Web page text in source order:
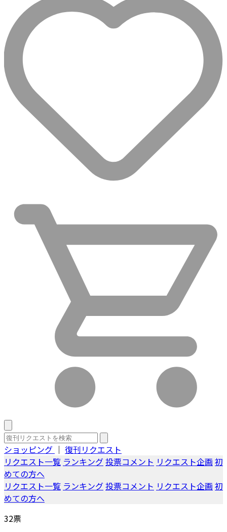
ショッピング ｜ 復刊リクエスト
リクエスト一覧 ランキング投票コメント リクエスト企画 初
めての方へ
リクエスト一覧 ランキング投票コメント リクエスト企画 初
めての方へ
32票